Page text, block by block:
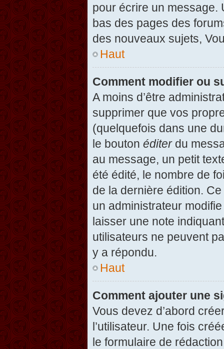
pour écrire un message.
bas des pages des
des nouveaux sujets,
Haut
Comment modifier ou
A moins d’être
supprimer que vos
(quelquefois dans une
le bouton éditerdu
au message, un petit
été édité, le nombre de
de la dernière édition.
un administrateur
laisser une note
utilisateurs ne peuvent
y a répondu.
Haut
Comment ajouter une
Vous devez d’abord
l’utilisateur. Une fois
le formulaire de